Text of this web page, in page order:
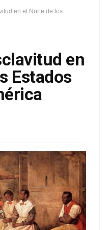
en el Norte de los
en
Estados